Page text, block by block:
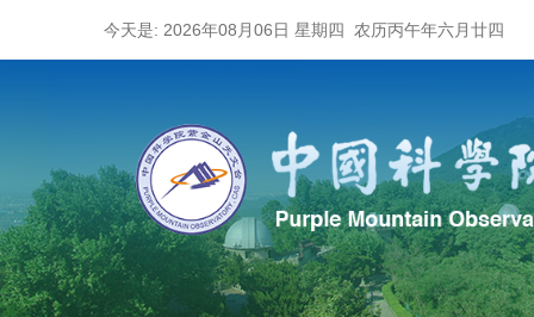
今天是: 2026年08月06日 星期四 农历丙午年六月廿四